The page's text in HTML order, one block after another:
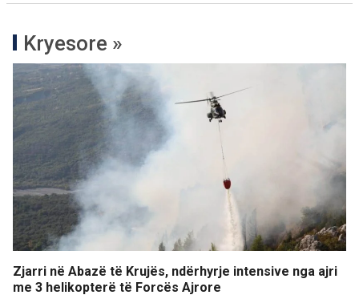
Kryesore »
Zjarri në Abazë të Krujës, ndërhyrje intensive nga ajri
me 3 helikopterë të Forcës Ajrore